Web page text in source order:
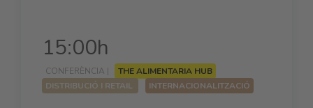
15:00h
CONFERÈNCIA |
THE ALIMENTARIA HUB
DISTRIBUCIÓ I RETAIL
INTERNACIONALITZACIÓ